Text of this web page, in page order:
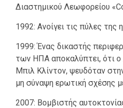
Διαστημικού Λεωφορείου
1992: Ανοίγει τις πύλες της
1999: Ένας δικαστής
των ΗΠΑ αποκαλύπτει, ότι
Μπιλ Κλίντον, ψευδόταν
μη σύναψη ερωτική σχέσης
2007: Βομβιστής